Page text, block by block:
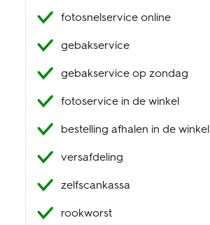
klantenservice
fotosnelservice online
gebakservice
gebakservice op zondag
fotoservice in de winkel
bestelling afhalen in de winkel
versafdeling
zelfscankassa
rookworst